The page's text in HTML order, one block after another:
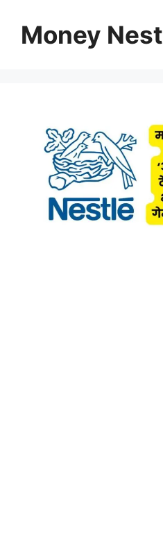
contentMoney Nest